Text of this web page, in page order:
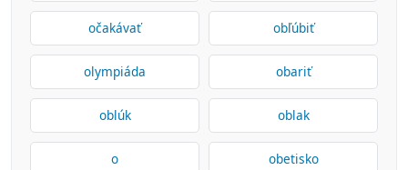
očakávať obľúbiť
olympiáda obariť
oblúk oblak
o obetisko